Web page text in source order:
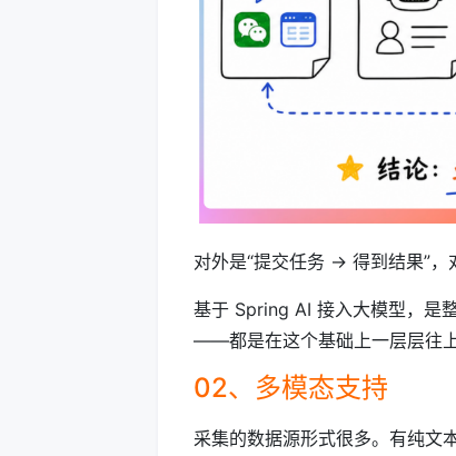
对外是“提交任务 → 得到结果”
基于 Spring AI 接入大模型，是
——都是在这个基础上一层层往上
02、多模态支持
采集的数据源形式很多。有纯文